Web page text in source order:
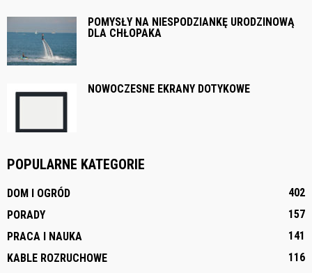
POMYSŁY NA NIESPODZIANKĘ URODZINOWĄ
DLA CHŁOPAKA
NOWOCZESNE EKRANY DOTYKOWE
POPULARNE KATEGORIE
DOM I OGRÓD
402
PORADY
157
PRACA I NAUKA
141
KABLE ROZRUCHOWE
116